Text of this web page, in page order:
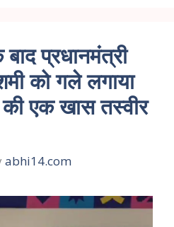
प्रधानमंत्री
को गले लगाया
एक खास तस्वीर
abhi14.com